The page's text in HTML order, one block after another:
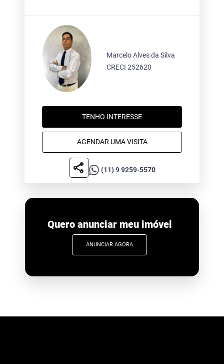
Marcelo Alves da Silva
CRECI 252620
TENHO INTERESSE
AGENDAR UMA VISITA
share (11) 9 9259-5570
Quero anunciar meu imóvel
ANUNCIAR AGORA